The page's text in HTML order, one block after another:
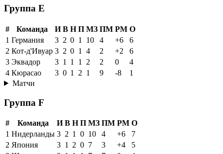
Группа E
# Команда И В Н П МЗ ПМ РМ О
1 Германия 3 2 0 1 10 4 +6
6
2 Кот-д'Ивуар 3 2 0 1 4 2 +2
6
3 Эквадор 3 1 1 1 2 2 0
4
4 Кюрасао 3 0 1 2 1 9 -8
1
Матчи
Группа F
# Команда И В Н П МЗ ПМ РМ О
1 Нидерланды 3 2 1 0 10 4 +6
7
2 Япония 3 1 2 0 7 3 +4
5